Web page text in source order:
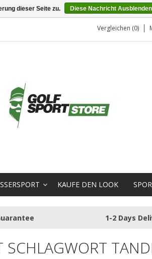
Vergleichen (0)
KAUFE DEN LOOK
1-2 Days
SCHLAGWORT
dieser Seite zu. Diese Nachricht Ausblenden